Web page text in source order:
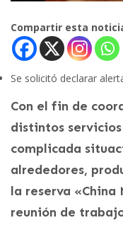
Compartir esta
Se solicitó declarar
Con el fin de
distintos
complicada
alrededores,
la reserva «China
reunión de